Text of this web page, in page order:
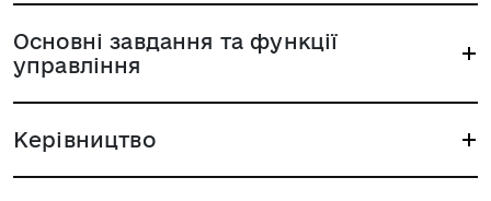
Основні завдання та функції
управління
Керівництво